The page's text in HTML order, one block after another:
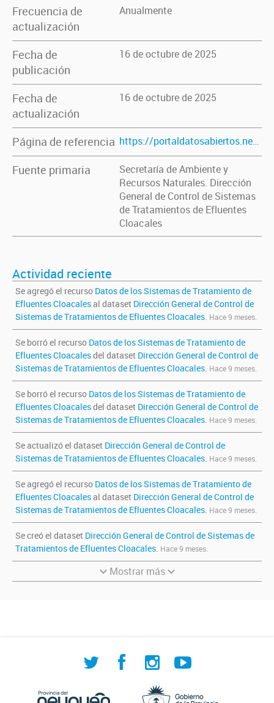
Frecuencia de
actualización
Anualmente
Fecha de
publicación
16 de octubre de 2025
Fecha de
actualización
16 de octubre de 2025
Página de referencia https://portaldatosabiertos.neuquen.gov.ar/dataset/direccion-general-de-control-de-sistemas-de-tratamientos-de-efluentes-cloacales
Fuente primaria
Secretaría de Ambiente y
Recursos Naturales. Dirección
General de Control de Sistemas
de Tratamientos de Efluentes
Cloacales
Actividad reciente
Se agregó el recurso Datos de los Sistemas de Tratamiento de
Efluentes Cloacalesal dataset Dirección General de Control de
Sistemas de Tratamientos de Efluentes Cloacales. Hace 9 meses.
Se borró el recurso Datos de los Sistemas de Tratamiento de
Efluentes Cloacalesdel dataset Dirección General de Control de
Sistemas de Tratamientos de Efluentes Cloacales. Hace 9 meses.
Se borró el recurso Datos de los Sistemas de Tratamiento de
Efluentes Cloacalesdel dataset Dirección General de Control de
Sistemas de Tratamientos de Efluentes Cloacales. Hace 9 meses.
Se actualizó el dataset Dirección General de Control de
Sistemas de Tratamientos de Efluentes Cloacales. Hace 9 meses.
Se agregó el recurso Datos de los Sistemas de Tratamiento de
Efluentes Cloacalesal dataset Dirección General de Control de
Sistemas de Tratamientos de Efluentes Cloacales. Hace 9 meses.
Se creó el dataset Dirección General de Control de Sistemas de
Tratamientos de Efluentes Cloacales. Hace 9 meses.
Mostrar más